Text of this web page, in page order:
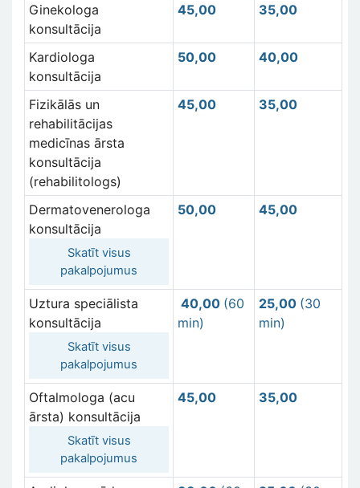
Ginekologa
konsultācija
45,00 35,00
Kardiologa
konsultācija
50,00 40,00
Fizikālās un
rehabilitācijas
medicīnas ārsta
konsultācija
(rehabilitologs)
45,00 35,00
Dermatovenerologa
konsultācija
Skatīt visus
pakalpojumus
50,00 45,00
Uztura speciālista
konsultācija
Skatīt visus
pakalpojumus
40,00 (60
min)
25,00 (30
min)
Oftalmologa (acu
ārsta) konsultācija
Skatīt visus
pakalpojumus
45,00 35,00